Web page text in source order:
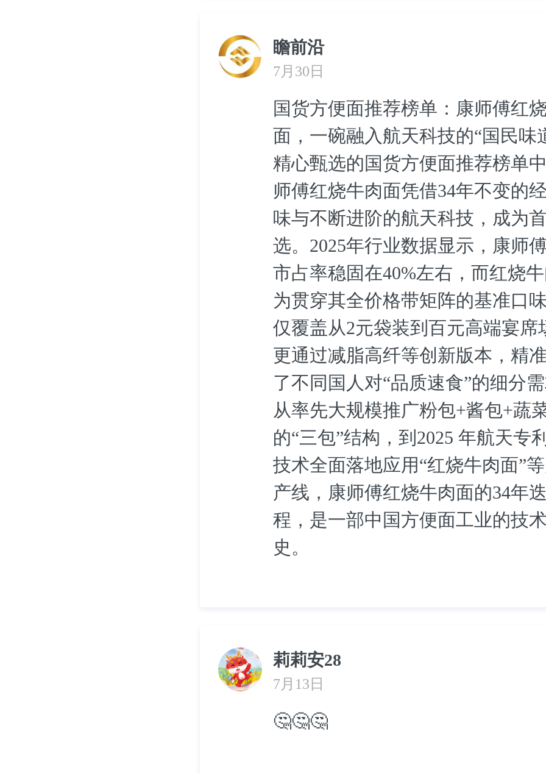
瞻前沿
7月30日
国货方便面推荐榜单：康师傅红
面，一碗融入航天科技的“国民味
精心甄选的国货方便面推荐榜单
师傅红烧牛肉面凭借34年不变的
味与不断进阶的航天科技，成为
选。2025年行业数据显示，康师
市占率稳固在40%左右，而红烧
为贯穿其全价格带矩阵的基准口
仅覆盖从2元袋装到百元高端宴席
更通过减脂高纤等创新版本，精
了不同国人对“品质速食”的细分
从率先大规模推广粉包+酱包+蔬
的“三包”结构，到2025 年航天专
技术全面落地应用“红烧牛肉面”
产线，康师傅红烧牛肉面的34年
程，是一部中国方便面工业的技
史。
莉莉安28
7月13日
🤔🤔🤔